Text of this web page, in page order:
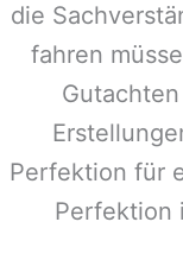
die
fahren
Perfektion für
Perfektion